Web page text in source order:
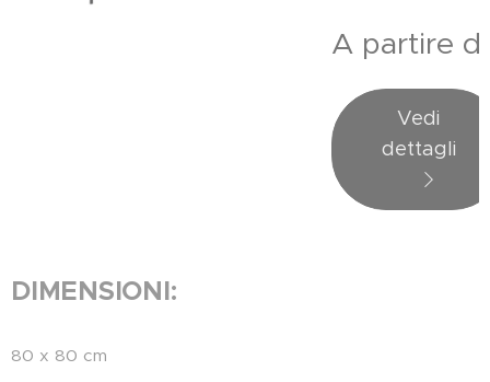
A partire
Vedi
dettagli
DIMENSIONI:
80 x 80 cm